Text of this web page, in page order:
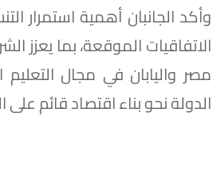
وأكد الجانبان أهمية استمرار
الاتفاقيات الموقعة، بما يعزز
مصر واليابان في مجال التعليم
الدولة نحو بناء اقتصاد قائم على